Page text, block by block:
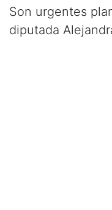
Son urgentes
diputada